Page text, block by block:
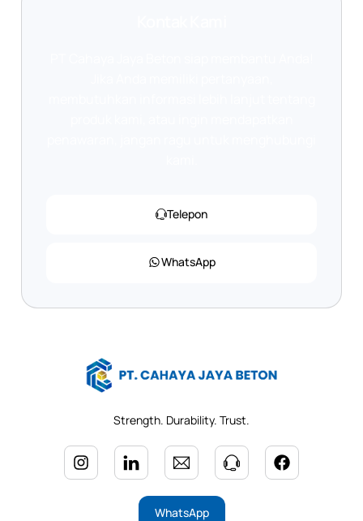
Telepon
WhatsApp
Strength. Durability. Trust.
WhatsApp